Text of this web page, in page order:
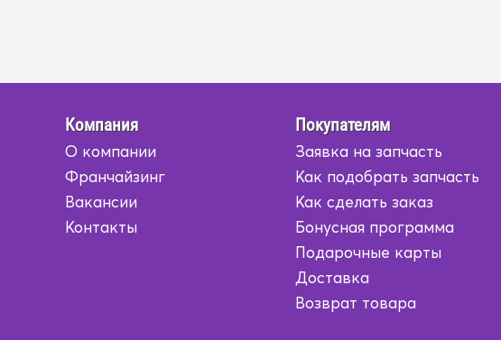
Компания
О компании
Франчайзинг
Вакансии
Контакты
Покупателям
Заявка на запчасть
Как подобрать запчасть
Как сделать заказ
Бонусная программа
Подарочные карты
Доставка
Возврат товара